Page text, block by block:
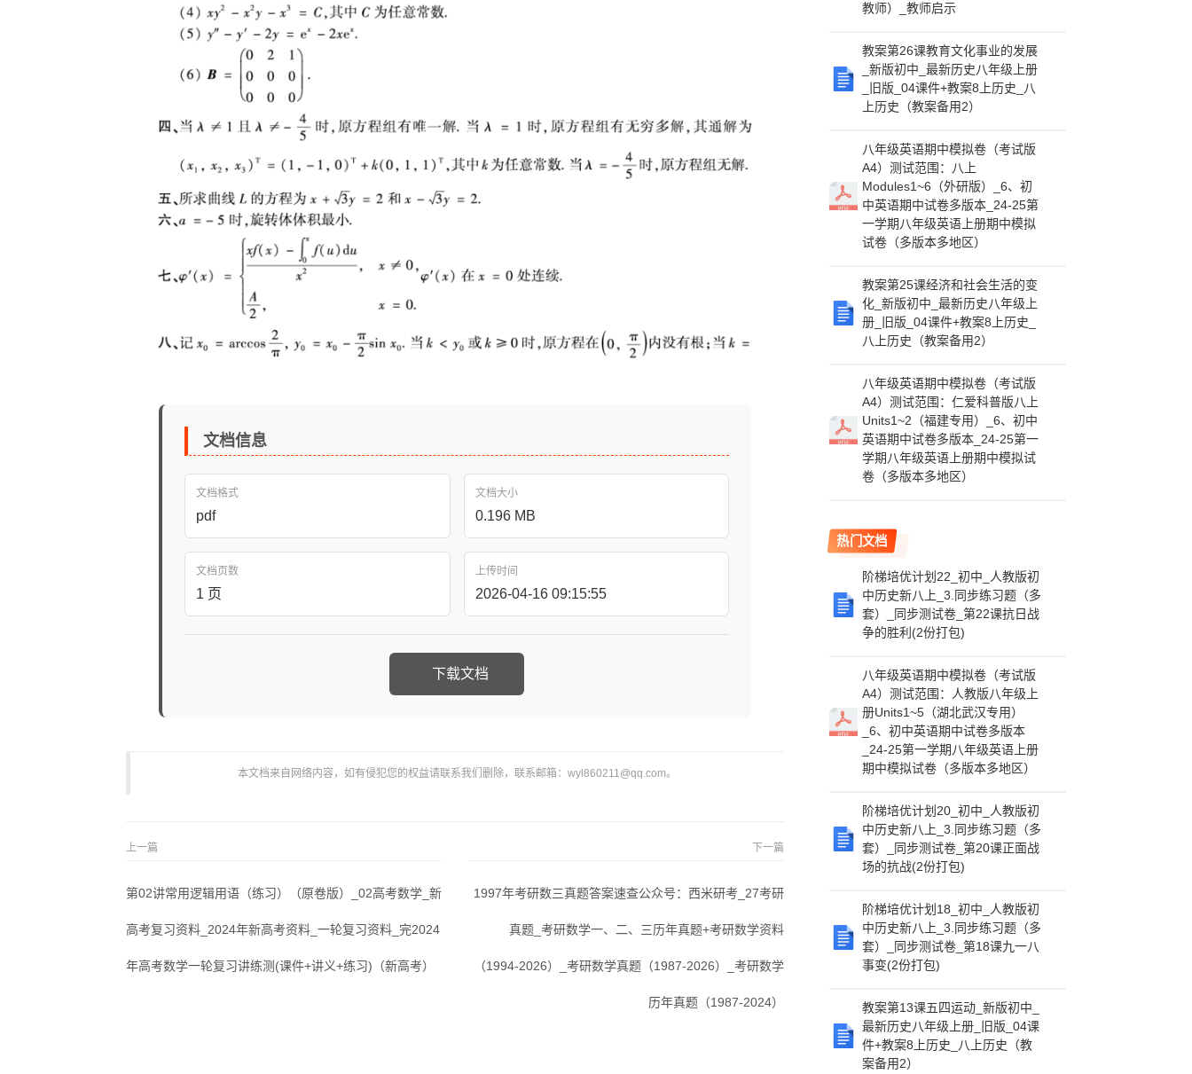
文档信息
文档格式
pdf
文档大小
0.196 MB
文档页数
1 页
上传时间
2026-04-16 09:15:55
下载文档
本文档来自网络内容，如有侵犯您的权益请联系我们删除，联系邮箱：wyl860211@qq.com。
上一篇
第02讲常用逻辑用语（练习）（原卷版）_02高考数学_新
高考复习资料_2024年新高考资料_一轮复习资料_完2024
年高考数学一轮复习讲练测(课件+讲义+练习)（新高考）
下一篇
1997年考研数三真题答案速查公众号：西米研考_27考研
真题_考研数学一、二、三历年真题+考研数学资料
（1994-2026）_考研数学真题（1987-2026）_考研数学
历年真题（1987-2024）
教师）_教师启示
教案第26课教育文化事业的发展
_新版初中_最新历史八年级上册
_旧版_04课件+教案8上历史_八
上历史（教案备用2）
八年级英语期中模拟卷（考试版
A4）测试范围：八上
Modules1~6（外研版）_6、初
中英语期中试卷多版本_24-25第
一学期八年级英语上册期中模拟
试卷（多版本多地区）
教案第25课经济和社会生活的变
化_新版初中_最新历史八年级上
册_旧版_04课件+教案8上历史_
八上历史（教案备用2）
八年级英语期中模拟卷（考试版
A4）测试范围：仁爱科普版八上
Units1~2（福建专用）_6、初中
英语期中试卷多版本_24-25第一
学期八年级英语上册期中模拟试
卷（多版本多地区）
热门文档
阶梯培优计划22_初中_人教版初
中历史新八上_3.同步练习题（多
套）_同步测试卷_第22课抗日战
争的胜利(2份打包)
八年级英语期中模拟卷（考试版
A4）测试范围：人教版八年级上
册Units1~5（湖北武汉专用）
_6、初中英语期中试卷多版本
_24-25第一学期八年级英语上册
期中模拟试卷（多版本多地区）
阶梯培优计划20_初中_人教版初
中历史新八上_3.同步练习题（多
套）_同步测试卷_第20课正面战
场的抗战(2份打包)
阶梯培优计划18_初中_人教版初
中历史新八上_3.同步练习题（多
套）_同步测试卷_第18课九一八
事变(2份打包)
教案第13课五四运动_新版初中_
最新历史八年级上册_旧版_04课
件+教案8上历史_八上历史（教
案备用2）